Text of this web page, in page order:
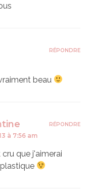
beau
RÉPONDRE
à 7:56 am
cru que j'aimerai
RÉPONDRE